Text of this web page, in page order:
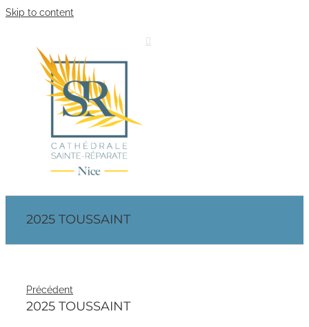
Skip to content
2025 TOUSSAINT
Précédent
2025 TOUSSAINT